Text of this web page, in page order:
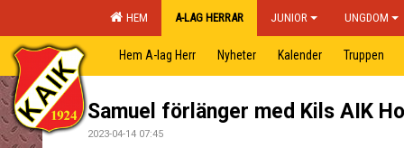
HEM A-LAG HERRAR JUNIOR UNGDOM
Hem A-lag Herr Nyheter Kalender Truppen
Samuel förlänger med Kils AIK
2023-04-14 07:45